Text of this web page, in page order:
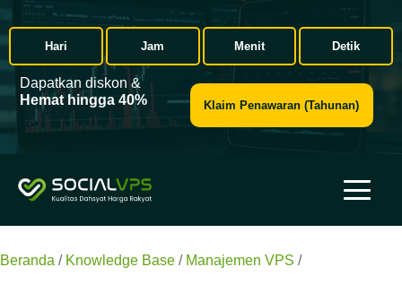
Hari Jam Menit Detik
Dapatkan diskon &
Hemat hingga 40%
Klaim Penawaran (Tahunan)
Beranda / Knowledge Base / Manajemen VPS /4 Langkah: